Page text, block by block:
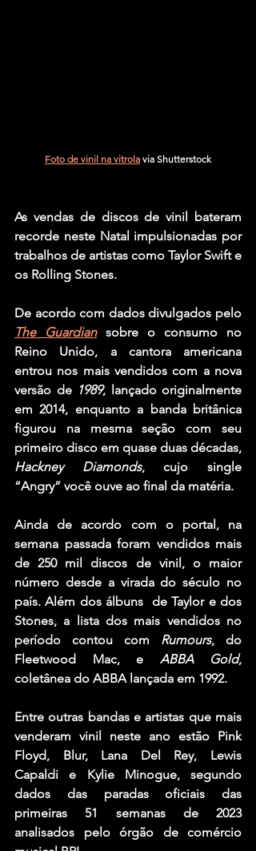
Foto de vinil na vitrola via Shutterstock
As vendas de discos de vinil bateram
recorde neste Natal impulsionadas por
trabalhos de artistas como Taylor Swift e
os Rolling Stones.
The Guardian sobre o consumo no
Reino Unido, a cantora americana
entrou nos mais vendidos com a nova
versão de 1989, lançado originalmente
em 2014, enquanto a banda britânica
figurou na mesma seção com seu
Hackney Diamonds, cujo single
“Angry” você ouve ao final da matéria.
Ainda de acordo com o portal, na
semana passada foram vendidos mais
de 250 mil discos de vinil, o maior
número desde a virada do século no
país. Além dos álbuns  de Taylor e dos
Stones, a lista dos mais vendidos no
período contou com Rumours
Fleetwood Mac, e ABBA Gold,
coletânea do ABBA lançada em 1992.
Entre outras bandas e artistas que mais
venderam vinil neste ano estão Pink
Floyd, Blur, Lana Del Rey, Lewis
Capaldi e Kylie Minogue, segundo
dados das paradas oficiais das
primeiras 51 semanas de 2023
analisados ​​pelo órgão de comércio